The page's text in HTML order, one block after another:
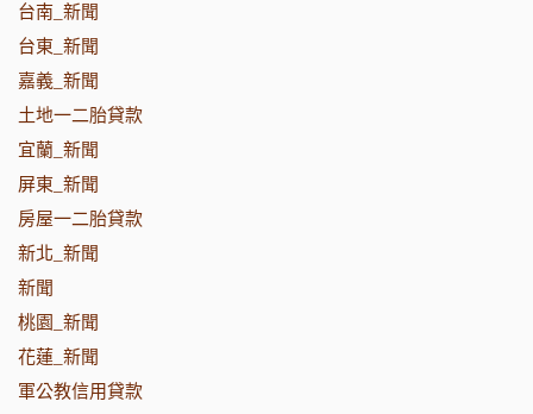
台南_新聞
台東_新聞
嘉義_新聞
土地一二胎貸款
宜蘭_新聞
屏東_新聞
房屋一二胎貸款
新北_新聞
新聞
桃園_新聞
花蓮_新聞
軍公教信用貸款